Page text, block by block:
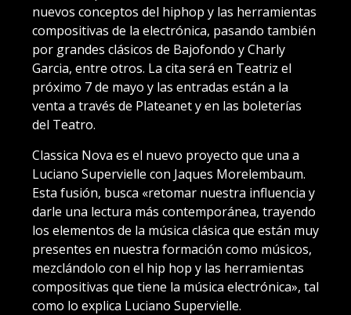
nuevos conceptos del hiphop y las herramientas
compositivas de la electrónica, pasando también
por grandes clásicos de Bajofondo y Charly
Garcia, entre otros. La cita será en Teatriz el
próximo 7 de mayo y las entradas están a la
venta a través de Plateanet y en las boleterías
del Teatro.
Classica Nova es el nuevo proyecto que una a
Luciano Supervielle con Jaques Morelembaum.
Esta fusión, busca «retomar nuestra influencia y
darle una lectura más contemporánea, trayendo
los elementos de la música clásica que están muy
presentes en nuestra formación como músicos,
mezclándolo con el hip hop y las herramientas
compositivas que tiene la música electrónica», tal
como lo explica Luciano Supervielle.